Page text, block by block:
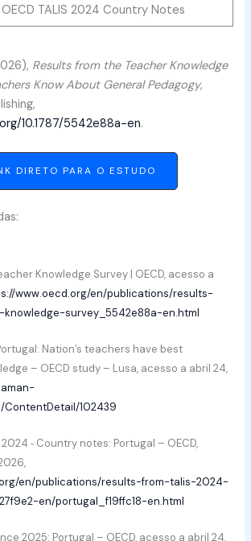
TALIS 2024 Country Notes
Results from the Teacher Knowledge
Know About General Pedagogy,
10.1787/5542e88a-en.
DIRETO PARA O ESTUDO
Knowledge Survey | OECD, acesso a
www.oecd.org/en/publications/results-
survey_5542e88a-en.html
Nation’s teachers have best
– OECD study – Lusa, acesso a abril 24,
ContentDetail/102439
2024 ‑ Country notes: Portugal – OECD,
en/publications/results-from-talis-2024-
en/portugal_f19ffc18-en.html
2025: Portugal – OECD, acesso a abril 24,